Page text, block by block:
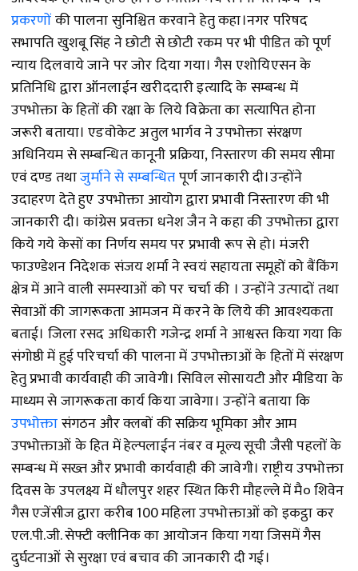
प्रकरणोंकी पालना सुनिश्चित करवाने हेतु कहा।नगर परिषद
सभापति खुशबू सिंह ने छोटी से छोटी रकम पर भी पीडित को पूर्ण
न्याय दिलवाये जाने पर जोर दिया गया। गैस एशोयिएसन के
प्रतिनिधि द्वारा ऑनलाईन खरीददारी इत्यादि के सम्बन्ध में
उपभोक्ता के हितों की रक्षा के लिये विक्रेता का सत्यापित होना
जरूरी बताया। एडवोकेट अतुल भार्गव ने उपभोक्ता संरक्षण
अधिनियम से सम्बन्धित कानूनी प्रक्रिया, निस्तारण की समय सीमा
एवं दण्ड तथाजुर्माने से सम्बन्धितपूर्ण जानकारी दी।उन्होंने
उदाहरण देते हुए उपभोक्ता आयोग द्वारा प्रभावी निस्तारण की भी
जानकारी दी। कांग्रेस प्रवक्ता धनेश जैन ने कहा की उपभोक्ता द्वारा
किये गये केसों का निर्णय समय पर प्रभावी रूप से हो। मंजरी
फाउण्डेशन निदेशक संजय शर्मा ने स्वयं सहायता समूहों को बैंकिंग
क्षेत्र में आने वाली समस्याओं को पर चर्चा की । उन्होंने उत्पादों तथा
सेवाओं की जागरूकता आमजन में करने के लिये की आवश्यकता
बताई। जिला रसद अधिकारी गजेन्द्र शर्मा ने आश्वस्त किया गया कि
संगोष्ठी में हुई परिचर्चा की पालना में उपभोक्ताओं के हितों में संरक्षण
हेतु प्रभावी कार्यवाही की जावेगी। सिविल सोसायटी और मीडिया के
माध्यम से जागरूकता कार्य किया जावेगा। उन्होंने बताया कि
उपभोक्तासंगठन और क्लबों की सक्रिय भूमिका और आम
उपभोक्ताओं के हित में हेल्पलाईन नंबर व मूल्य सूची जैसी पहलों के
सम्बन्ध में सख्त और प्रभावी कार्यवाही की जावेगी। राष्ट्रीय उपभोक्ता
दिवस के उपलक्ष्य में धौलपुर शहर स्थित किरी मौहल्ले में मै० शिवेन
गैस एजेंसीज द्वारा करीब 100 महिला उपभोक्ताओं को इकट्ठा कर
एल.पी.जी. सेफ्टी क्लीनिक का आयोजन किया गया जिसमें गैस
दुर्घटनाओं से सुरक्षा एवं बचाव की जानकारी दी गई।